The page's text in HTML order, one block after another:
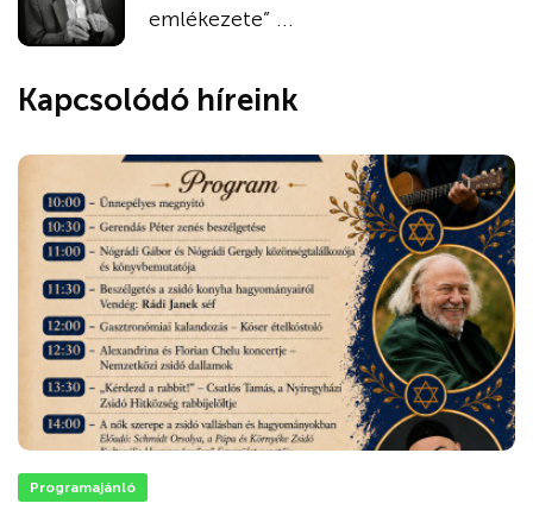
emlékezete” ...
Kapcsolódó híreink
Programajánló